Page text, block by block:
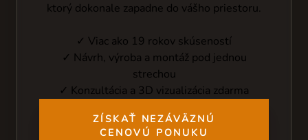
ktorý dokonale zapadne do vášho priestoru.
✓ Viac ako 19 rokov skúseností
✓ Návrh, výroba a montáž pod jednou
strechou
✓ Konzultácia a 3D vizualizácia zdarma
ZÍSKAŤ NEZÁVÄZNÚ
CENOVÚ PONUKU